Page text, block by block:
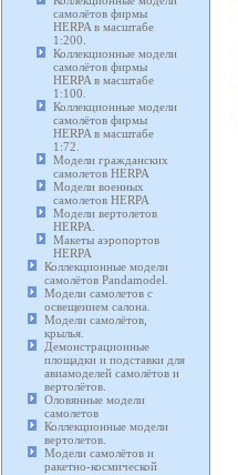
самолётов фирмы
HERPA в масштабе
1:200.
Коллекционные модели
самолётов фирмы
HERPA в масштабе
1:100.
Коллекционные модели
самолётов фирмы
HERPA в масштабе
1:72.
Модели гражданских
самолетов HERPA
Модели военных
самолетов HERPA
Модели вертолетов
HERPA.
Макеты аэропортов
HERPA
Коллекционные модели
самолётов Pandamodel.
Модели самолетов с
освещением салона.
Модели самолётов,
крылья.
Демонстрационные
площадки и подставки для
авиамоделей самолётов и
вертолётов.
Оловянные модели
самолетов
Коллекционные модели
вертолетов.
Модели самолётов и
ракетно-космической